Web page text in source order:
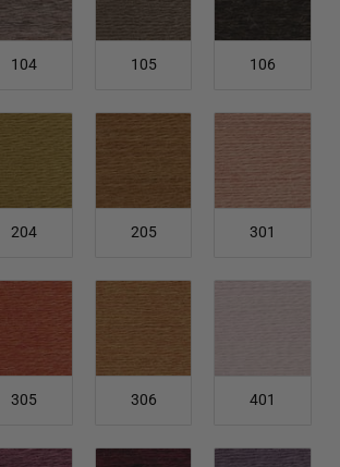
104 105 106
204 205 301
305 306 401